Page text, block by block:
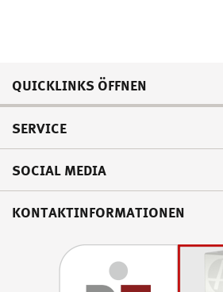
QUICKLINKS ÖFFNEN
SERVICE
SOCIAL MEDIA
KONTAKTINFORMATIONEN